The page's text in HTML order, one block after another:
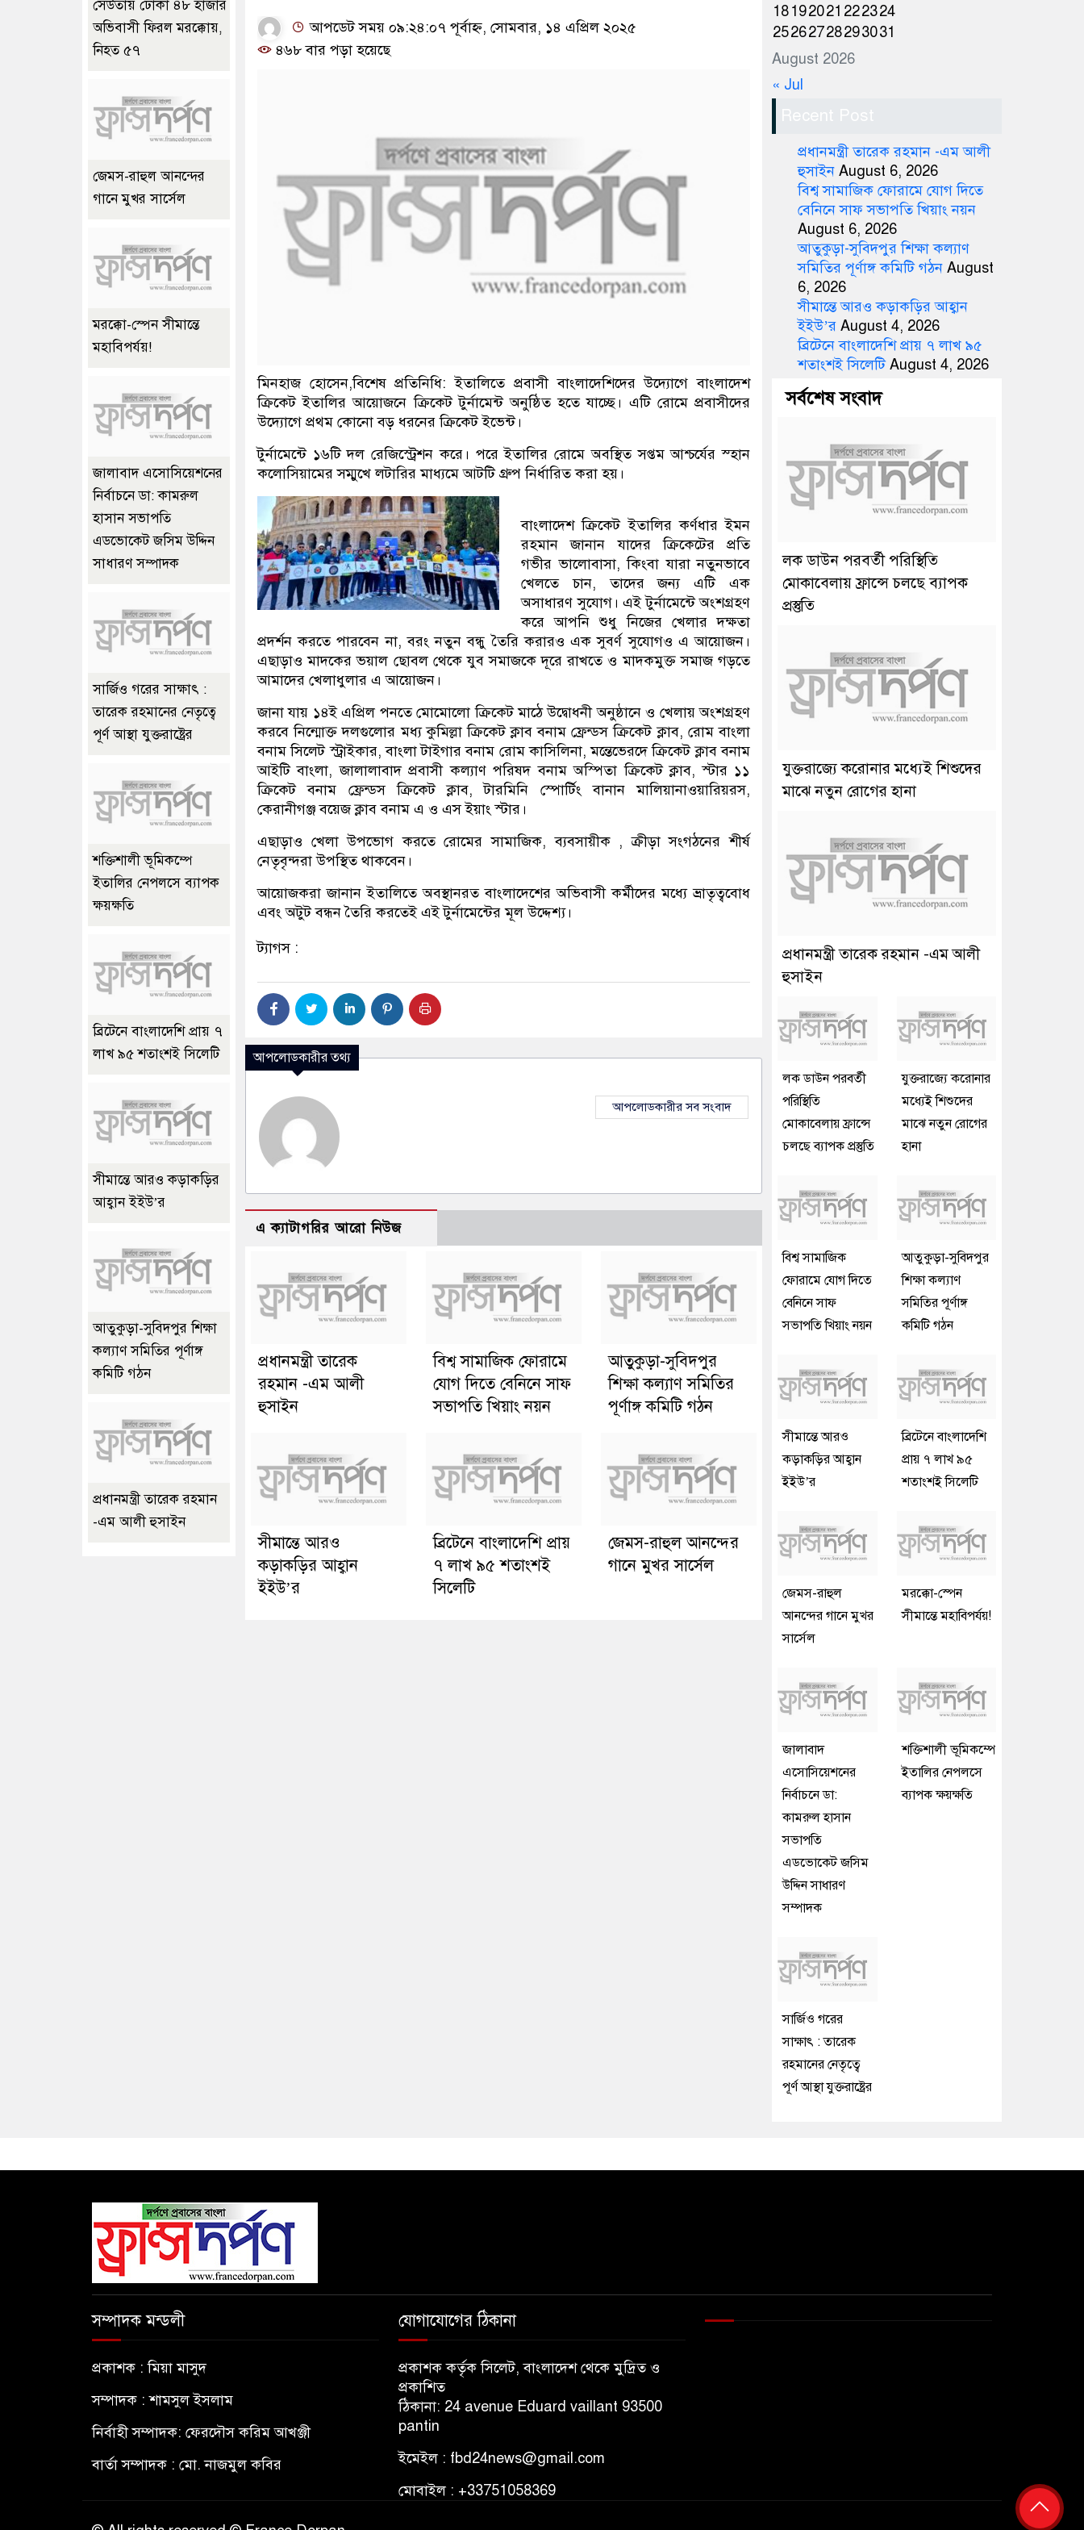
আপডেট সময় ০৯:২৪:০৭ পূর্বাহ্ন, সোমবার, ১৪ এপ্রিল ২০২৫
৪৬৮ বার পড়া হয়েছে
মিনহাজ হোসেন,বিশেষ প্রতিনিধি: ইতালিতে প্রবাসী বাংলাদেশিদের উদ্যোগে বাংলাদেশ
ক্রিকেট ইতালির আয়োজনে ক্রিকেট টুর্নামেন্ট অনুষ্ঠিত হতে যাচ্ছে। এটি রোমে প্রবাসীদের
উদ্যোগে প্রথম কোনো বড় ধরনের ক্রিকেট ইভেন্ট।
টুর্নামেন্টে ১৬টি দল রেজিস্ট্রেশন করে। পরে ইতালির রোমে অবস্থিত সপ্তম আশ্চর্যের স্হান
কলোসিয়ামের সম্মুখে‌ লটারির মাধ্যমে আটটি গ্রুপ নির্ধারিত করা হয়।
বাংলাদেশ ক্রিকেট ইতালির কর্ণধার ইমন‌
রহমান জানান যাদের ক্রিকেটের প্রতি
গভীর ভালোবাসা, কিংবা যারা নতুনভাবে
খেলতে চান, তাদের জন্য এটি এক
অসাধারণ সুযোগ। এই টুর্নামেন্টে অংশগ্রহণ
করে আপনি শুধু নিজের খেলার দক্ষতা
প্রদর্শন করতে পারবেন না, বরং নতুন বন্ধু তৈরি করারও এক সুবর্ণ সুযোগও‌ এ আয়োজন।
এছাড়াও মাদকের ভয়াল ছোবল থেকে যুব সমাজকে দূরে রাখতে ও মাদকমুক্ত সমাজ গড়তে
আমাদের খেলাধুলার‌ এ আয়োজন।
জানা‌ যায় ১৪ই এপ্রিল পনতে মোমোলো ক্রিকেট মাঠে উদ্বোধনী অনুষ্ঠানে ও খেলায় অংশগ্রহণ
করবে নিন্মোক্ত দলগুলোর‌ মধ্য কুমিল্লা ক্রিকেট ক্লাব বনাম ফ্রেন্ডস ক্রিকেট ক্লাব, রোম বাংলা
বনাম সিলেট স্ট্রাইকার, বাংলা টাইগার বনাম রোম কাসিলিনা,‌ মন্তেভেরদে ক্রিকেট ক্লাব বনাম
আইটি বাংলা, জালালাবাদ প্রবাসী কল্যাণ পরিষদ বনাম অস্পিতা ক্রিকেট ক্লাব, স্টার ১১
ক্রিকেট বনাম ফ্রেন্ডস ক্রিকেট ক্লাব, টারমিনি স্পোর্টিং বানান মালিয়ানাওয়ারিয়রস,
কেরানীগঞ্জ বয়েজ ক্লাব বনাম এ ও এস ইয়াং স্টার।
এছাড়াও খেলা উপভোগ করতে রোমের সামাজিক, ব্যবসায়ীক , ক্রীড়া সংগঠনের শীর্ষ
নেতৃবৃন্দরা উপস্থিত থাকবেন।
আয়োজকরা জানান ইতালিতে অবস্থানরত বাংলাদেশের অভিবাসী কর্মীদের মধ্যে ভ্রাতৃত্ববোধ
এবং অটুট বন্ধন তৈরি করতেই এই টুর্নামেন্টের মূল উদ্দেশ্য।
ট্যাগস :
আপলোডকারীর তথ্য
আপলোডকারীর সব সংবাদ
এ ক্যাটাগরির আরো নিউজ
প্রধানমন্ত্রী তারেক
রহমান -এম আলী
হুসাইন
বিশ্ব সামাজিক ফোরামে
যোগ দিতে বেনিনে সাফ
সভাপতি খিয়াং নয়ন
আতুকুড়া-সুবিদপুর
শিক্ষা কল্যাণ সমিতির
পূর্ণাঙ্গ কমিটি গঠন
সীমান্তে আরও
কড়াকড়ির আহ্বান
ইইউ’র
ব্রিটেনে বাংলাদেশি প্রায়
৭ লাখ ৯৫ শতাংশই
সিলেটি
জেমস-রাহুল আনন্দের
গানে মুখর সার্সেল
সেউতায় ঢোকা ৪৮ হাজার
অভিবাসী ফিরল মরক্কোয়,
নিহত ৫৭
জেমস-রাহুল আনন্দের
গানে মুখর সার্সেল
মরক্কো-স্পেন সীমান্তে
মহাবিপর্যয়!
জালাবাদ এসোসিয়েশনের
নির্বাচনে ডা: কামরুল
হাসান সভাপতি
এডভোকেট জসিম উদ্দিন
সাধারণ সম্পাদক
সার্জিও গরের সাক্ষাৎ :
তারেক রহমানের নেতৃত্বে
পূর্ণ আস্থা যুক্তরাষ্ট্রের
শক্তিশালী ভূমিকম্পে
ইতালির নেপলসে ব্যাপক
ক্ষয়ক্ষতি
ব্রিটেনে বাংলাদেশি প্রায় ৭
লাখ ৯৫ শতাংশই সিলেটি
সীমান্তে আরও কড়াকড়ির
আহ্বান ইইউ’র
আতুকুড়া-সুবিদপুর শিক্ষা
কল্যাণ সমিতির পূর্ণাঙ্গ
কমিটি গঠন
প্রধানমন্ত্রী তারেক রহমান
-এম আলী হুসাইন
August 2026
18192021 222324
25262728293031
« Jul
Recent Post
প্রধানমন্ত্রী তারেক রহমান -এম আলী
হুসাইন August 6, 2026
বিশ্ব সামাজিক ফোরামে যোগ দিতে
বেনিনে সাফ সভাপতি খিয়াং নয়ন
August 6, 2026
আতুকুড়া-সুবিদপুর শিক্ষা কল্যাণ
সমিতির পূর্ণাঙ্গ কমিটি গঠন August
6, 2026
সীমান্তে আরও কড়াকড়ির আহ্বান
ইইউ’র August 4, 2026
ব্রিটেনে বাংলাদেশি প্রায় ৭ লাখ ৯৫
শতাংশই সিলেটি August 4, 2026
সর্বশেষ সংবাদ
লক ডাউন পরবর্তী পরিস্থিতি
মোকাবেলায় ফ্রান্সে চলছে ব্যাপক
প্রস্তুতি
যুক্তরাজ্যে করোনার মধ্যেই শিশুদের
মাঝে নতুন রোগের হানা
প্রধানমন্ত্রী তারেক রহমান -এম আলী
হুসাইন
লক ডাউন পরবর্তী
পরিস্থিতি
মোকাবেলায় ফ্রান্সে
চলছে ব্যাপক প্রস্তুতি
যুক্তরাজ্যে করোনার
মধ্যেই শিশুদের
মাঝে নতুন রোগের
হানা
বিশ্ব সামাজিক
ফোরামে যোগ দিতে
বেনিনে সাফ
সভাপতি খিয়াং নয়ন
আতুকুড়া-সুবিদপুর
শিক্ষা কল্যাণ
সমিতির পূর্ণাঙ্গ
কমিটি গঠন
সীমান্তে আরও
কড়াকড়ির আহ্বান
ইইউ’র
ব্রিটেনে বাংলাদেশি
প্রায় ৭ লাখ ৯৫
শতাংশই সিলেটি
জেমস-রাহুল
আনন্দের গানে মুখর
সার্সেল
মরক্কো-স্পেন
সীমান্তে মহাবিপর্যয়!
জালাবাদ
এসোসিয়েশনের
নির্বাচনে ডা:
কামরুল হাসান
সভাপতি
এডভোকেট জসিম
উদ্দিন সাধারণ
সম্পাদক
শক্তিশালী ভূমিকম্পে
ইতালির নেপলসে
ব্যাপক ক্ষয়ক্ষতি
সার্জিও গরের
সাক্ষাৎ : তারেক
রহমানের নেতৃত্বে
পূর্ণ আস্থা যুক্তরাষ্ট্রের
সম্পাদক মন্ডলী
প্রকাশক : মিয়া মাসুদ
সম্পাদক : শামসুল ইসলাম
নির্বাহী সম্পাদক: ফেরদৌস করিম আখঞ্জী
বার্তা সম্পাদক : মো. নাজমুল কবির
যোগাযোগের ঠিকানা
প্রকাশক কর্তৃক সিলেট, বাংলাদেশ থেকে মুদ্রিত ও
প্রকাশিত
ঠিকানা: 24 avenue Eduard vaillant 93500
pantin
ইমেইল : fbd24news@gmail.com
মোবাইল : +33751058369